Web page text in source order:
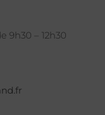
9h30 – 12h30